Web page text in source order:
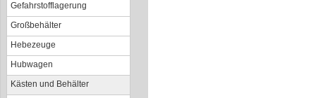
Gefahrstofflagerung
Großbehälter
Hebezeuge
Hubwagen
Kästen und Behälter